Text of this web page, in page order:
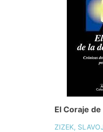
El Coraje
ZIZEK,